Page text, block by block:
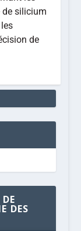
de silicium
de
DES